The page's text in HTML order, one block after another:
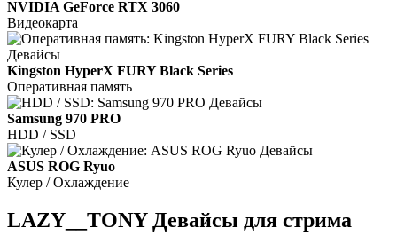
NVIDIA GeForce RTX 3060
Видеокарта
Kingston HyperX FURY Black Series
Оперативная память
Samsung 970 PRO
HDD / SSD
ASUS ROG Ryuo
Кулер / Охлаждение
LAZY__TONY Девайсы для стрима